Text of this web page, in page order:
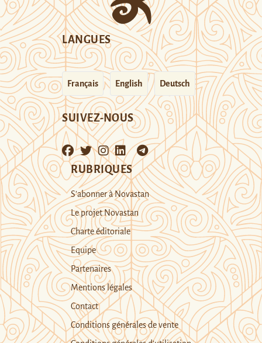
LANGUES
Français English Deutsch
SUIVEZ-NOUS
RUBRIQUES
S’abonner à Novastan
Le projet Novastan
Charte éditoriale
Equipe
Partenaires
Mentions légales
Contact
Conditions générales de vente